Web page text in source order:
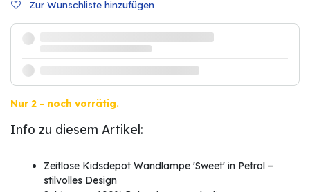
Zur Wunschliste hinzufügen
Nur 2 - noch vorrätig.
Info zu diesem Artikel:
Zeitlose Kidsdepot Wandlampe 'Sweet' in Petrol –
stilvolles Design